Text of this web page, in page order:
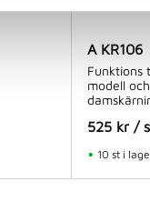
A KR106
Funktions
modell
525kr /
10 st i